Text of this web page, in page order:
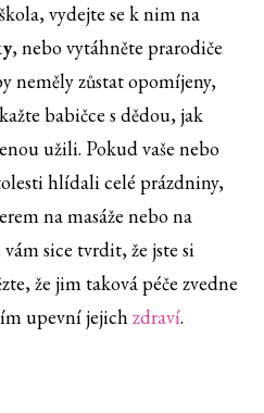
vydejte se k nim na
, nebo vytáhněte prarodiče
neměly zůstat opomíjeny,
babičce s dědou, jak
užili. Pokud vaše nebo
hlídali celé prázdniny,
na masáže nebo na
sice tvrdit, že jste si
že jim taková péče zvedne
upevní jejichzdraví.